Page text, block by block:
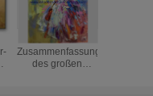
Bunte weibliche
Zusammenfassung
des großen